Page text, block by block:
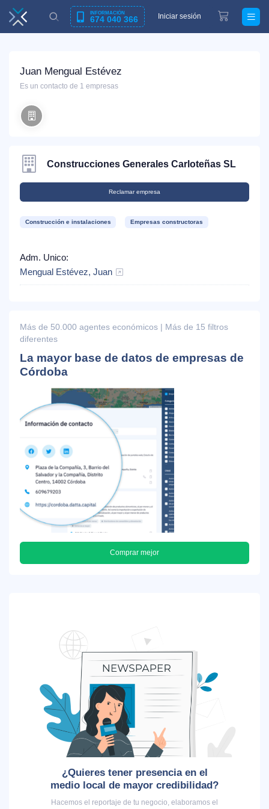
INFORMACIÓN
674 040 366 Iniciar sesión
Juan Mengual Estévez
Es un contacto de 1 empresas
Construcciones Generales Carloteñas SL
Reclamar empresa
Construcción e instalaciones Empresas constructoras
Adm. Unico:
Mengual Estévez, Juan
Más de 50.000 agentes económicos | Más de 15 filtros
diferentes
La mayor base de datos de empresas de
Córdoba
Comprar mejor
¿Quieres tener presencia en el
medio local de mayor credibilidad?
Hacemos el reportaje de tu negocio, elaboramos el